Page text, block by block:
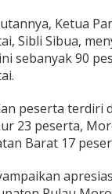
Ketua
Sibli Sibua,
sebanyak 90
peserta terdiri
23 peserta,
Barat 17